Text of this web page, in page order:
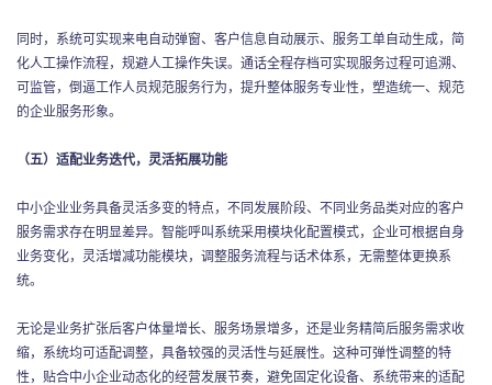
同时，系统可实现来电自动弹窗、客户信息自动展示、服务工单自动生成，简
化人工操作流程，规避人工操作失误。通话全程存档可实现服务过程可追溯、
可监管，倒逼工作人员规范服务行为，提升整体服务专业性，塑造统一、规范
的企业服务形象。
（五）适配业务迭代，灵活拓展功能
中小企业业务具备灵活多变的特点，不同发展阶段、不同业务品类对应的客户
服务需求存在明显差异。智能呼叫系统采用模块化配置模式，企业可根据自身
业务变化，灵活增减功能模块，调整服务流程与话术体系，无需整体更换系
统。
无论是业务扩张后客户体量增长、服务场景增多，还是业务精简后服务需求收
缩，系统均可适配调整，具备较强的灵活性与延展性。这种可弹性调整的特
性，贴合中小企业动态化的经营发展节奏，避免固定化设备、系统带来的适配